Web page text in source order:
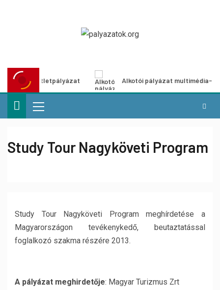
ötletpályázat Alkotói pályázat multimédia-kiállításhoz
Study Tour Nagyköveti Program
Study Tour Nagyköveti Program meghírdetése a
Magyarországon tevékenykedő, beutaztatással
foglalkozó szakma részére 2013.
A pályázat meghirdetője: Magyar Turizmus Zrt